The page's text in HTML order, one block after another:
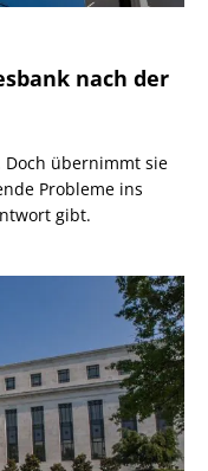
nach der
übernimmt sie
Probleme ins
gibt.